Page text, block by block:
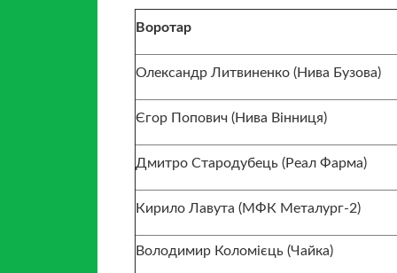
Воротар
Олександр Литвиненко (Нива Бузова)
Єгор Попович (Нива Вінниця)
Дмитро Стародубець (Реал Фарма)
Кирило Лавута (МФК Металург-2)
Володимир Коломієць (Чайка)